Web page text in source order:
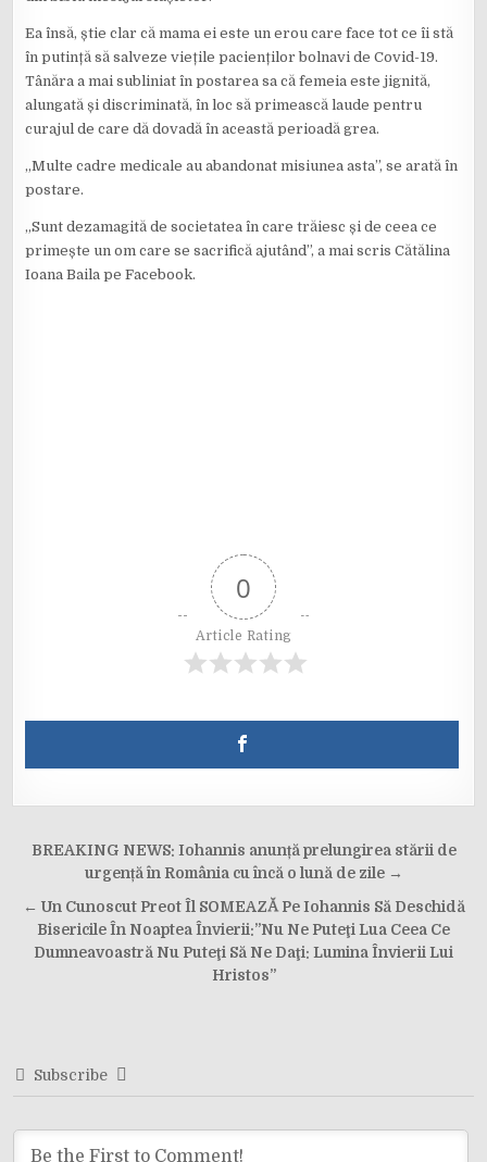
Ea însă, știe clar că mama ei este un erou care face tot ce îi stă
în putință să salveze viețile pacienților bolnavi de Covid-19.
Tânăra a mai subliniat în postarea sa că femeia este jignită,
alungată și discriminată, în loc să primească laude pentru
curajul de care dă dovadă în această perioadă grea.
„Multe cadre medicale au abandonat misiunea asta”, se arată în
postare.
„Sunt dezamagită de societatea în care trăiesc și de ceea ce
primește un om care se sacrifică ajutând”, a mai scris Cătălina
Ioana Baila pe Facebook.
0
Article Rating
Post
navigation
BREAKING NEWS: Iohannis anunță prelungirea stării de
urgență în România cu încă o lună de zile →
← Un Cunoscut Preot Îl SOMEAZĂ Pe Iohannis Să Deschidă
Bisericile În Noaptea Învierii:”Nu Ne Puteţi Lua Ceea Ce
Dumneavoastră Nu Puteţi Să Ne Daţi: Lumina Învierii Lui
Hristos”
Subscribe